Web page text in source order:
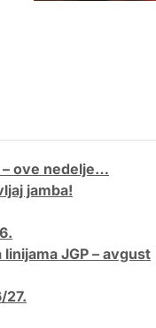
– ove nedelje…
jamba!
JGP – avgust
27.